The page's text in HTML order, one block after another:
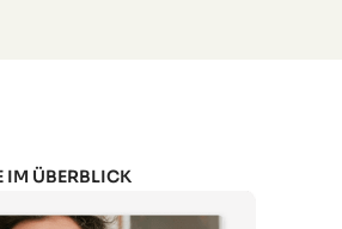
IM ÜBERBLICK